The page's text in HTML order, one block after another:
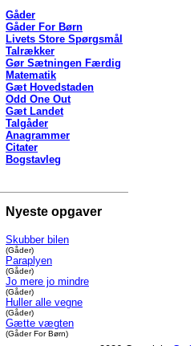
Gåder
Gåder For Børn
Livets Store Spørgsmål
Talrækker
Gør Sætningen Færdig
Matematik
Gæt Hovedstaden
Odd One Out
Gæt Landet
Talgåder
Anagrammer
Citater
Bogstavleg
Nyeste opgaver
Skubber bilen
(Gåder)
Paraplyen
(Gåder)
Jo mere jo mindre
(Gåder)
Huller alle vegne
(Gåder)
Gætte vægten
(Gåder For Børn)